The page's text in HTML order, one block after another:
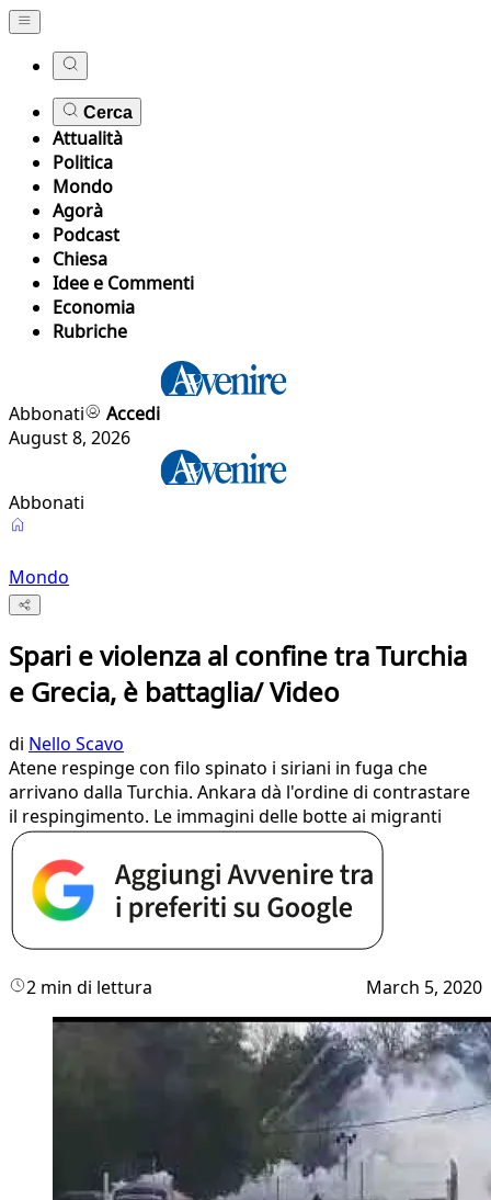
Cerca
Attualità
Politica
Mondo
Agorà
Podcast
Chiesa
Idee e Commenti
Economia
Rubriche
Abbonati
Accedi
August 8, 2026
Abbonati
Mondo
Spari e violenza al confine tra Turchia
e Grecia, è battaglia/ Video
di Nello Scavo
Atene respinge con filo spinato i siriani in fuga che
arrivano dalla Turchia. Ankara dà l'ordine di contrastare
il respingimento. Le immagini delle botte ai migranti
2 min di lettura March 5, 2020